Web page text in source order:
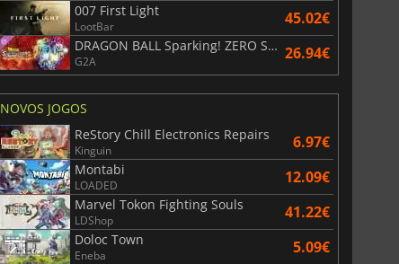
007 First Light
LootBar 45.02€
DRAGON BALL Sparking! ZERO Super Limit Breaking NEO
G2A 26.94€
NOVOS JOGOS
ReStory Chill Electronics Repairs
Kinguin 6.97€
Montabi
LOADED 12.09€
Marvel Tokon Fighting Souls
LDShop 41.22€
Doloc Town
Eneba 5.09€